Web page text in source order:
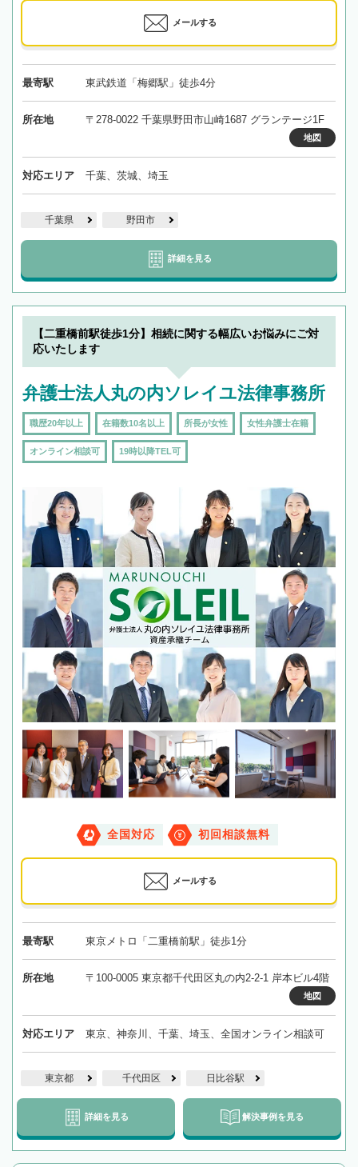
メールする
最寄駅 東武鉄道「梅郷駅」徒歩4分
所在地 〒278-0022 千葉県野田市山崎1687 グランテージ1F
地図
対応エリア 千葉、茨城、埼玉
千葉県 野田市
詳細を見る
【二重橋前駅徒歩1分】相続に関する幅広いお悩みにご対
応いたします
弁護士法人丸の内ソレイユ法律事務所
職歴20年以上 在籍数10名以上 所長が女性 女性弁護士在籍
オンライン相談可 19時以降TEL可
全国対応 初回相談無料
メールする
最寄駅 東京メトロ「二重橋前駅」徒歩1分
所在地 〒100-0005 東京都千代田区丸の内2-2-1 岸本ビル4階
地図
対応エリア 東京、神奈川、千葉、埼玉、全国オンライン相談可
東京都 千代田区 日比谷駅
詳細を見る 解決事例を見る